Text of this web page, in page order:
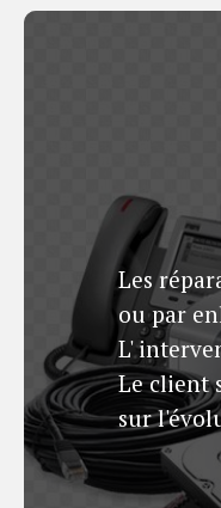
Les
ou par
L'
Le client
sur